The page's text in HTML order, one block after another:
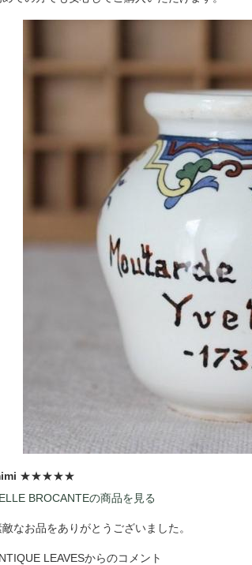
★★★★★
BROCANTEの商品を見る
敵なお品をありがとうございました。
LEAVESからのコメント